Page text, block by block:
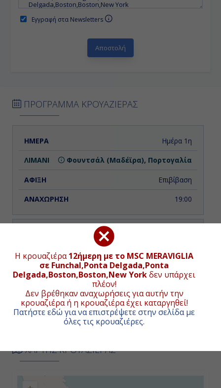
Η κρουαζιέρα12ήμερη με το MSC MERAVIGLIA
σε Funchal,Ponta Delgada,Ponta
Delgada,Boston,Boston,New Yorkδεν υπάρχει
πλέον!
Δεν βρέθηκαν αναχωρήσεις για αυτήν την
κρουαζιέρα ή η κρουαζιέρα έχει καταργηθεί!
Πατήστε εδώ για να επιστρέψετε στην σελίδα με
όλες τις κρουαζιέρες.
Εγγραφή στα Newsletters
ΠΡΟΓΡΑΜΜΑ ΚΡΟΥΑΖΙΕΡΑΣ
ΗΜΕΡΑ ΑΝΑΧΩΡΗΣΗ
Ημέρα 1η
Φουντσάλ (Μαδέϊρα), Πορτογαλία
Επιβίβαση
19:00
Εν Πλω
-
ΧΑΡΤΗΣ ΚΡΟΥΑΖΙΕΡΑΣ